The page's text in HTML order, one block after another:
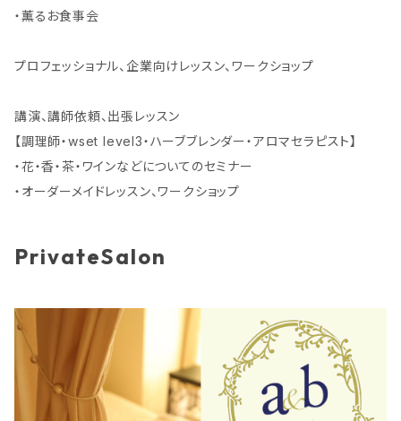
・薫るお食事会
プロフェッショナル、企業向けレッスン、ワークショップ
講演、講師依頼、出張レッスン
【調理師・wset level3・ハーブブレンダー・アロマセラピスト】
・花・香・茶・ワインなどについてのセミナー
・オーダーメイドレッスン、ワークショップ
PrivateSalon